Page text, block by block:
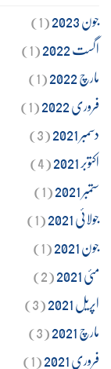
جون 2023
(1)
اگست 2022
(1)
مارچ 2022
(1)
فروری 2022
(1)
دسمبر 2021
(3)
اکتوبر 2021
(4)
ستمبر 2021
(1)
جولائی 2021
(1)
جون 2021
(1)
مئی 2021
(2)
اپریل 2021
(3)
مارچ 2021
(3)
فروری 2021
(1)